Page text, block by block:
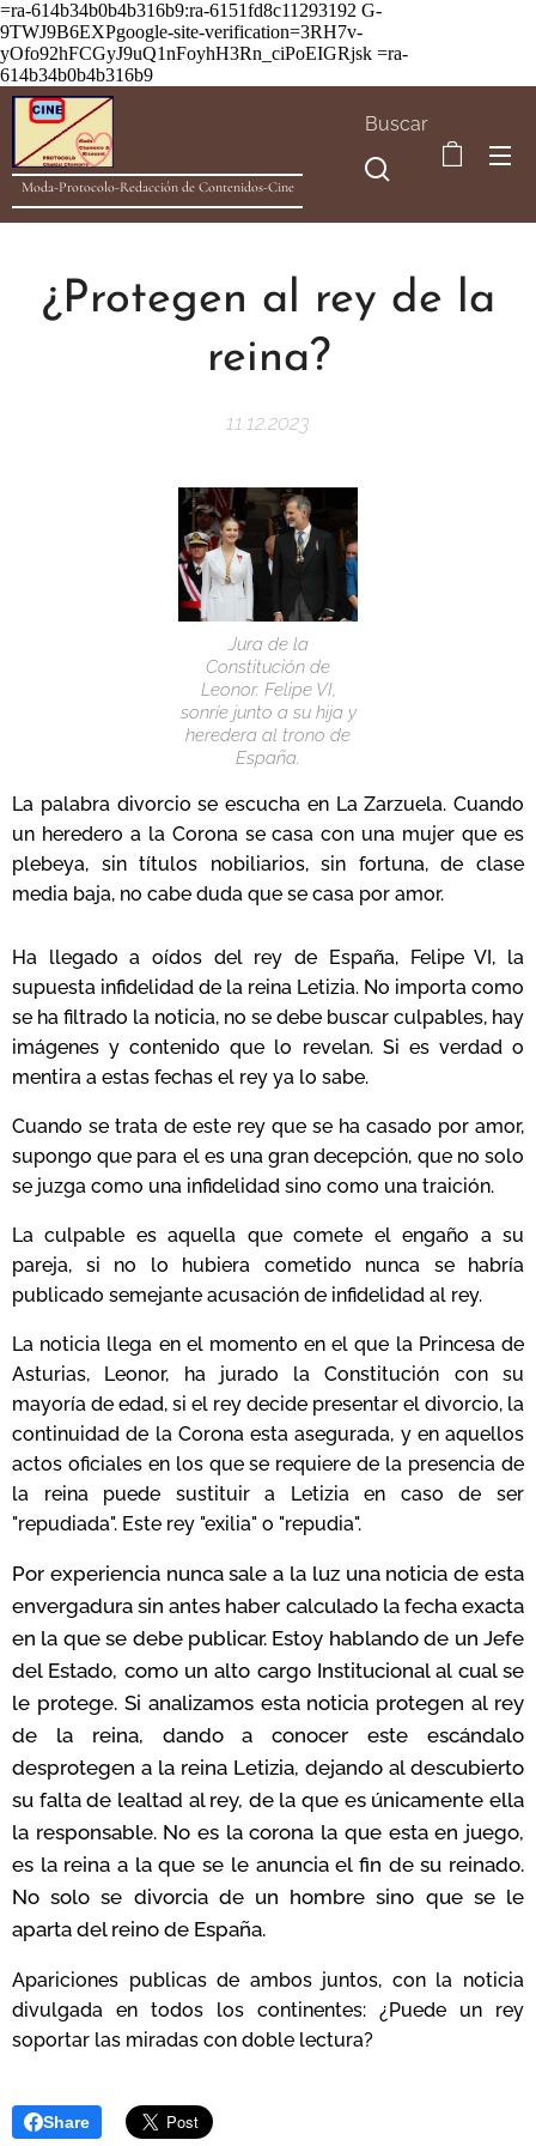
=ra-614b34b0b4b316b9:ra-6151fd8c11293192 G-
9TWJ9B6EXPgoogle-site-verification=3RH7v-
yOfo92hFCGyJ9uQ1nFoyhH3Rn_ciPoEIGRjsk =ra-
614b34b0b4b316b9
Moda-Protocolo-Redacción de Contenidos-Cine
Buscar
¿Protegen al rey de la
reina?
11.12.2023
Jura de la
Constitución de
Leonor. Felipe VI,
sonríe junto a su hija y
heredera al trono de
España.
La palabra divorcio se escucha en La Zarzuela. Cuando
un heredero a la Corona se casa con una mujer que es
plebeya, sin títulos nobiliarios, sin fortuna, de clase
media baja, no cabe duda que se casa por amor.
Ha llegado a oídos del rey de España, Felipe VI, la
supuesta infidelidad de la reina Letizia. No importa como
se ha filtrado la noticia, no se debe buscar culpables, hay
imágenes y contenido que lo revelan. Si es verdad o
mentira a estas fechas el rey ya lo sabe.
Cuando se trata de este rey que se ha casado por amor,
supongo que para el es una gran decepción, que no solo
se juzga como una infidelidad sino como una traición.
La culpable es aquella que comete el engaño a su
pareja, si no lo hubiera cometido nunca se habría
publicado semejante acusación de infidelidad al rey.
La noticia llega en el momento en el que la Princesa de
Asturias, Leonor, ha jurado la Constitución con su
mayoría de edad, si el rey decide presentar el divorcio, la
continuidad de la Corona esta asegurada, y en aquellos
actos oficiales en los que se requiere de la presencia de
la reina puede sustituir a Letizia en caso de ser
"repudiada". Este rey "exilia" o "repudia".
Por experiencia nunca sale a la luz una noticia de esta
envergadura sin antes haber calculado la fecha exacta
en la que se debe publicar. Estoy hablando de un Jefe
del Estado, como un alto cargo Institucional al cual se
le protege. Si analizamos esta noticia protegen al rey
de la reina, dando a conocer este escándalo
desprotegen a la reina Letizia, dejando al descubierto
su falta de lealtad al rey, de la que es únicamente ella
la responsable. No es la corona la que esta en juego,
es la reina a la que se le anuncia el fin de su reinado.
No solo se divorcia de un hombre sino que se le
aparta del reino de España.
Apariciones publicas de ambos juntos, con la noticia
divulgada en todos los continentes: ¿Puede un rey
soportar las miradas con doble lectura?
Share